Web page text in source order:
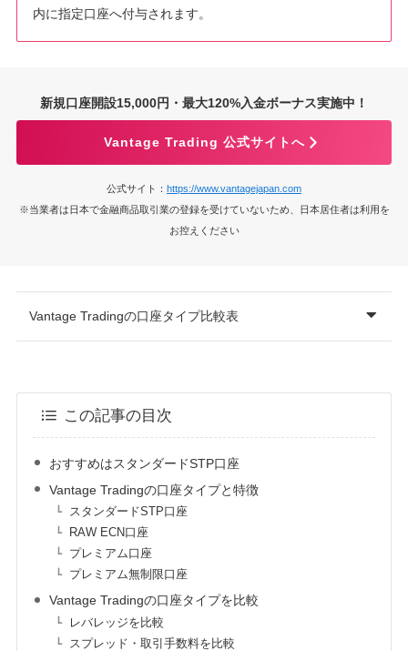
内に指定口座へ付与されます。
新規口座開設15,000円・最大120%入金ボーナス実施中！
Vantage Trading 公式サイトへ
公式サイト： https://www.vantagejapan.com
※当業者は日本で金融商品取引業の登録を受けていないため、日本居住者は利用を
お控えください
Vantage Tradingの口座タイプ比較表
この記事の目次
おすすめはスタンダードSTP口座
Vantage Tradingの口座タイプと特徴
スタンダードSTP口座
RAW ECN口座
プレミアム口座
プレミアム無制限口座
Vantage Tradingの口座タイプを比較
レバレッジを比較
スプレッド・取引手数料を比較